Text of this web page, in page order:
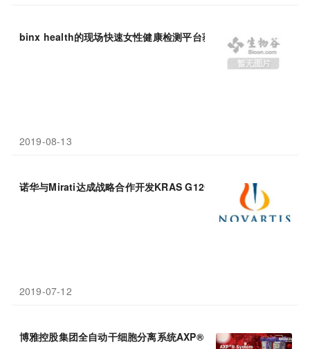
binx health的现场快速女性健康检测平台获得FDA的 510(k)许可
2019-08-13
诺华与Mirati达成战略合作开发KRAS G12C抑制剂，紧追安进
2019-07-12
博雅控股集团全自动干细胞分离系统AXP® II获美国FDA510（k）